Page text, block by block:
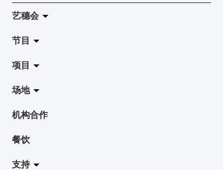
艺穗会
关于艺穗会
艺穗会的演化
使命与宗旨
艺穗会架构
档案库
艺穗网志
节目
拉阔
展览
演出
活动
工作坊
项目
Jazz-Go-Central, Jazz-Go-Fringe
LPL
2015-16 艺术场地资助计划
2015 照亮香港在新加坡
场地
陈丽玲划廊
奶库
地下剧场
机构合作
餐饮
支持